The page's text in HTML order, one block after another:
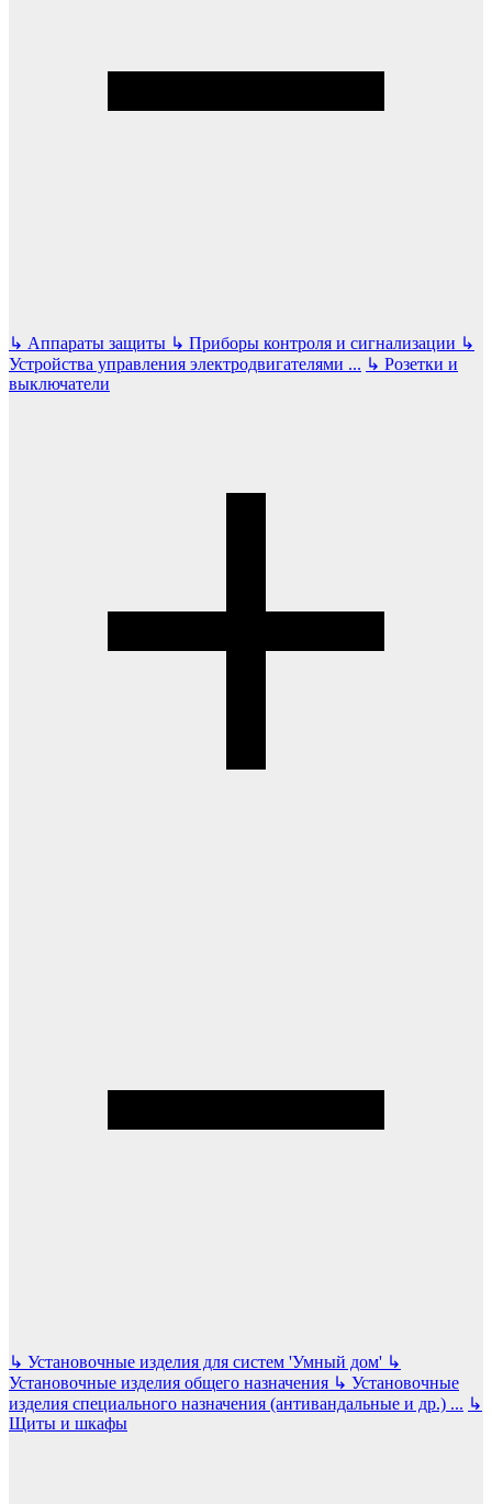
↳ Аппараты защиты ↳ Приборы контроля и сигнализации ↳
Устройства управления электродвигателями ... ↳ Розетки и
выключатели
↳ Установочные изделия для систем 'Умный дом' ↳
Установочные изделия общего назначения ↳ Установочные
изделия специального назначения (антивандальные и др.) ... ↳
Щиты и шкафы